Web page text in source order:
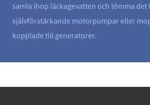
samla ihop läckagevatten och tömma
självförstärkande motorpumpar eller
kopplade till generatorer.